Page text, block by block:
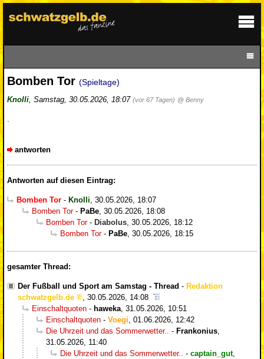
Bomben Tor (Spieltage)
Knolli, Samstag, 30.05.2026, 18:07 (vor 67 Tagen) @ Benny
.
antworten
Antworten auf diesen Eintrag:
Bomben Tor - Knolli, 30.05.2026, 18:07
Bomben Tor- PaBe, 30.05.2026, 18:08
Bomben Tor- Diabolus, 30.05.2026, 18:12
Bomben Tor- PaBe, 30.05.2026, 18:15
gesamter Thread:
Der Fußball und Sport am Samstag - Thread - Redaktion
schwatzgelb.de
30.05.2026, 14:08
Einschaltquoten - haweka 31.05.2026, 10:51
Einschaltquoten - Voegi 01.06.2026, 12:42
Die Uhrzeit und das Sommerwetter..
- Frankonius
31.05.2026, 11:40
Die Uhrzeit und das Sommerwetter..
- captain_gut,